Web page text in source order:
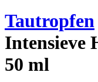
Tautropfen
Intensieve
50 ml